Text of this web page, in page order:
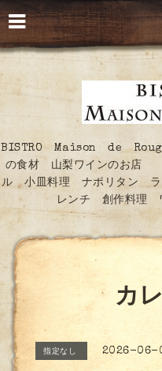
BISTRO Maison de
の食材 山梨ワインのお店
ル 小皿料理 ナポリタン ラ
レンチ 創作料
カ
指定なし 2026-06-